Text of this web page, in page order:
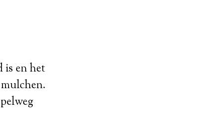
is en het